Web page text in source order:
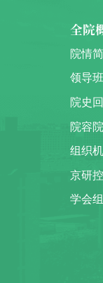
全院
院情
领导
院史
院容
组织
京研
学会